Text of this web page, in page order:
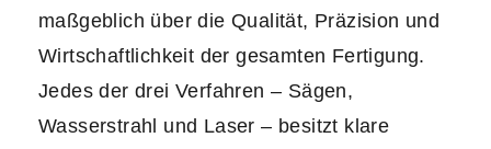
maßgeblich über die Qualität, Präzision und
Wirtschaftlichkeit der gesamten Fertigung.
Jedes der drei Verfahren – Sägen,
Wasserstrahl und Laser – besitzt klare